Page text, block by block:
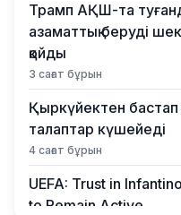
Трамп АҚШ-та
азаматтық беруді
қойды
3 сағат бұрын
Қыркүйектен бастап
талаптар күшейеді
4 сағат бұрын
UEFA: Trust in
to Remain Active